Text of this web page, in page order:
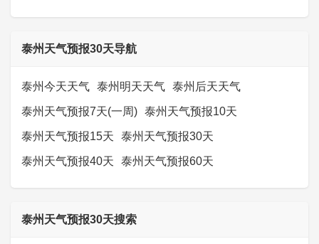
泰州天气预报30天导航
泰州今天天气 泰州明天天气 泰州后天天气
泰州天气预报7天(一周) 泰州天气预报10天
泰州天气预报15天 泰州天气预报30天
泰州天气预报40天 泰州天气预报60天
泰州天气预报30天搜索